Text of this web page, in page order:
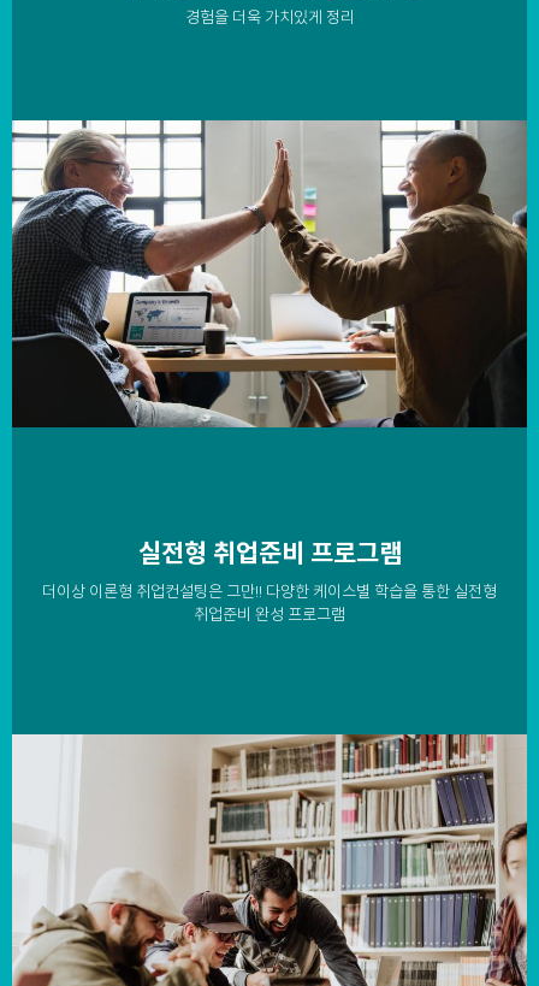
경험을 더욱 가치있게 정리
실전형 취업준비 프로그램
더이상 이론형 취업컨설팅은 그만!! 다양한 케이스별 학습을 통한 실전형
취업준비 완성 프로그램